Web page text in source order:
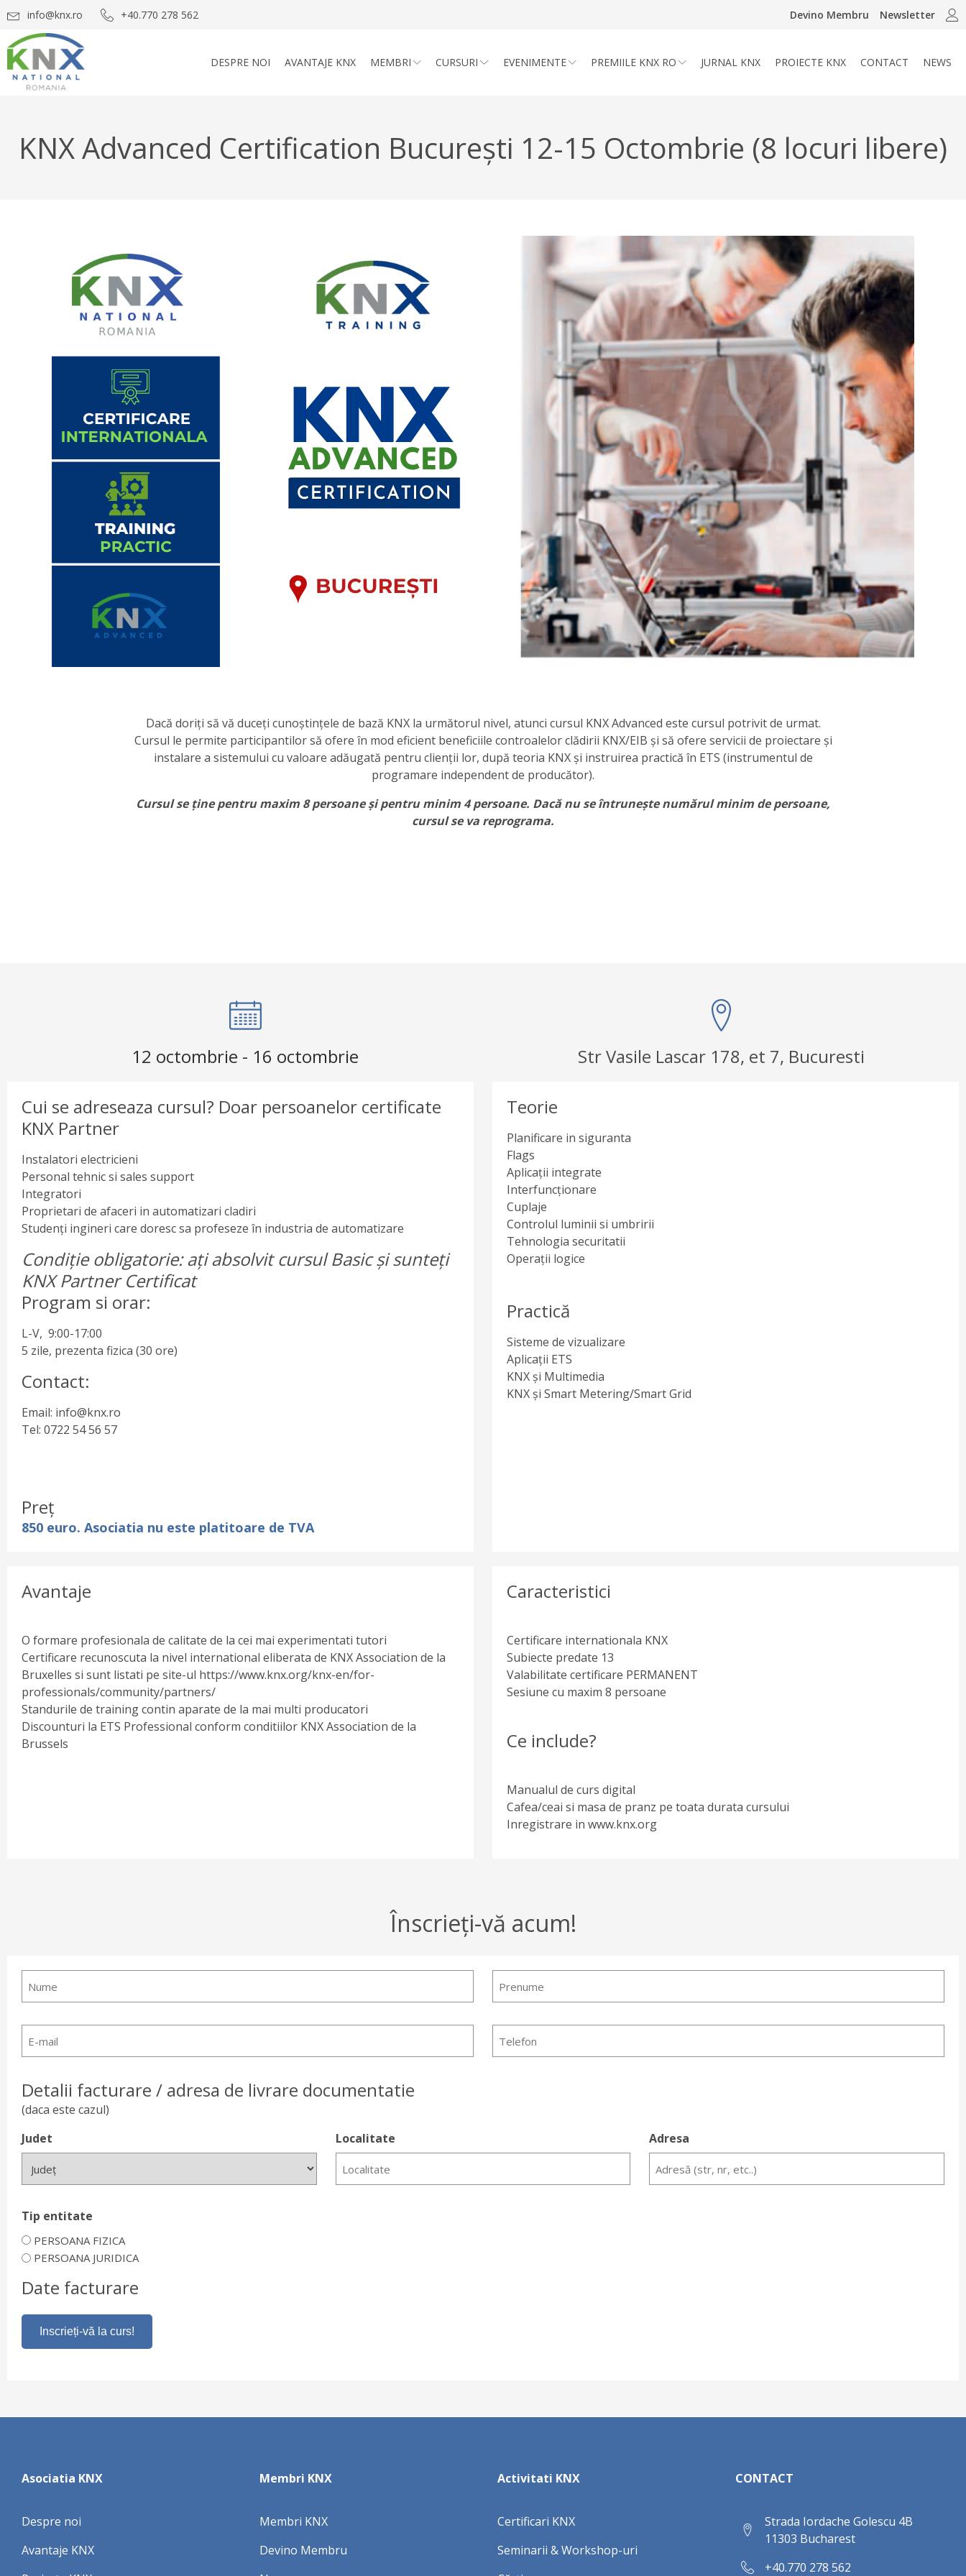
info@knx.ro +40.770 278 562 Devino Membru Newsletter
DESPRE NOI AVANTAJE KNX MEMBRI CURSURI EVENIMENTE PREMIILE KNX RO JURNAL KNX PROIECTE KNX CONTACT NEWS
KNX Advanced Certification București 12-15 Octombrie (8 locuri libere)
Dacă doriți să vă duceți cunoștințele de bază KNX la următorul nivel, atunci cursul KNX Advanced este cursul potrivit de urmat.
Cursul le permite participantilor să ofere în mod eficient beneficiile controalelor clădirii KNX/EIB și să ofere servicii de proiectare și
instalare a sistemului cu valoare adăugată pentru clienții lor, după teoria KNX și instruirea practică în ETS (instrumentul de
programare independent de producător).
Cursul se ține pentru maxim 8 persoane și pentru minim 4 persoane. Dacă nu se întrunește numărul minim de persoane,
cursul se va reprograma.
12 octombrie - 16 octombrie Str Vasile Lascar 178, et 7, Bucuresti
Cui se adreseaza cursul? Doar persoanelor certificate
KNX Partner
Instalatori electricieni
Personal tehnic si sales support
Integratori
Proprietari de afaceri in automatizari cladiri
Studenți ingineri care doresc sa profeseze în industria de automatizare
Condiție obligatorie: ați absolvit cursul Basic și sunteți
KNX Partner Certificat
Program si orar:
L-V, 9:00-17:00
5 zile, prezenta fizica (30 ore)
Contact:
Email: info@knx.ro
Tel: 0722 54 56 57
Preț
850 euro. Asociatia nu este platitoare de TVA
Teorie
Planificare in siguranta
Flags
Aplicații integrate
Interfuncţionare
Cuplaje
Controlul luminii si umbririi
Tehnologia securitatii
Operații logice
Practică
Sisteme de vizualizare
Aplicații ETS
KNX și Multimedia
KNX și Smart Metering/Smart Grid
Avantaje
O formare profesionala de calitate de la cei mai experimentati tutori
Certificare recunoscuta la nivel international eliberata de KNX Association de la
Bruxelles si sunt listati pe site-ul https://www.knx.org/knx-en/for-
professionals/community/partners/
Standurile de training contin aparate de la mai multi producatori
Discounturi la ETS Professional conform conditiilor KNX Association de la
Brussels
Caracteristici
Certificare internationala KNX
Subiecte predate 13
Valabilitate certificare PERMANENT
Sesiune cu maxim 8 persoane
Ce include?
Manualul de curs digital
Cafea/ceai si masa de pranz pe toata durata cursului
Inregistrare in www.knx.org
Înscrieți-vă acum!
mail
Detalii facturare / adresa de livrare documentatie
(daca este cazul)
Judet
Localitate Adresa
Tip entitate
PERSOANA FIZICA
PERSOANA JURIDICA
Date facturare
Asociatia KNX
Despre noi
Avantaje KNX
Membri KNX
Membri KNX
Devino Membru
Activitati KNX
Certificari KNX
Seminarii & Workshop-uri
CONTACT
Strada Iordache Golescu 4B
11303 Bucharest
+40.770 278 562